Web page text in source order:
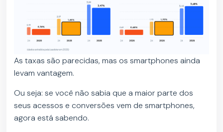
As taxas são parecidas, mas os smartphones ainda
levam vantagem.
Ou seja: se você não sabia que a maior parte dos
seus acessos e conversões vem de smartphones,
agora está sabendo.